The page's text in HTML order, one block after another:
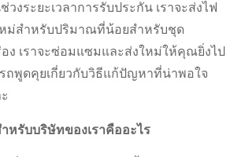
วงระยะเวลาการรับประกัน เราจะส่งไฟ
ม่สำหรับปริมาณที่น้อยสำหรับชุด
เราจะซ่อมแซมและส่งใหม่ให้คุณยิ่งไป
ถพูดคุยเกี่ยวกับวิธีแก้ปัญหาที่น่าพอใจ
หรับบริษัทของเราคืออะไร